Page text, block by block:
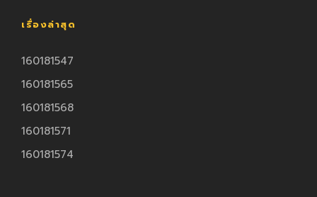
เรื่องล่าสุด
160181547
160181565
160181568
160181571
160181574